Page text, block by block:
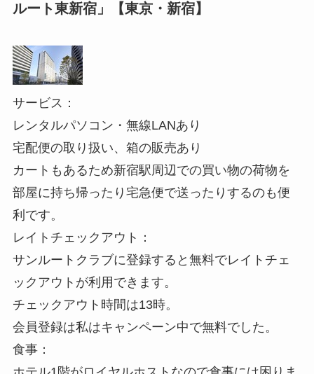
ルート東新宿」【東京・新宿】
サービス：
レンタルパソコン・無線LANあり
宅配便の取り扱い、箱の販売あり
カートもあるため新宿駅周辺での買い物の荷物を
部屋に持ち帰ったり宅急便で送ったりするのも便
利です。
レイトチェックアウト：
サンルートクラブに登録すると無料でレイトチェ
ックアウトが利用できます。
チェックアウト時間は13時。
会員登録は私はキャンペーン中で無料でした。
食事：